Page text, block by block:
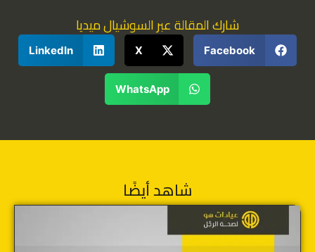
شارك المقالة عبر السوشيال ميديا
Facebook
X
LinkedIn
WhatsApp
شاهد أيضًا